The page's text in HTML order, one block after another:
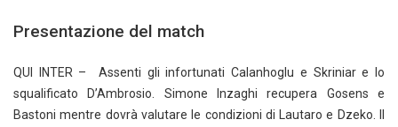
Presentazione del match
QUI INTER – Assenti gli infortunati Calanhoglu e Skriniar e lo
squalificato D’Ambrosio. Simone Inzaghi recupera Gosens e
Bastoni mentre dovrà valutare le condizioni di Lautaro e Dzeko. Il